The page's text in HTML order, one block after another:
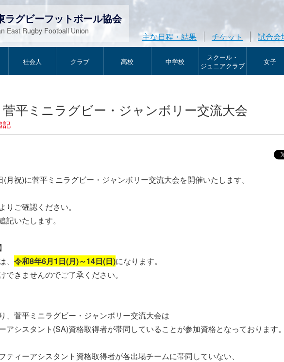
ラグビーフットボール協会
East Rugby Football Union
主な日程・結果 チケット 試合会
社会人 クラブ 高校 中学校
スクール・
ジュニアクラブ
女子
平ミニラグビー・ジャンボリー交流大会
記
月祝)に菅平ミニラグビー・ジャンボリー交流大会を開催いたします。
りご確認ください。
記いたします。
令和8年6月1日(月)～14日(日)になります。
きませんのでご了承ください。
、菅平ミニラグビー・ジャンボリー交流大会は
アシスタント(SA)資格取得者が帯同していることが参加資格となっております
ティーアシスタント資格取得者が各出場チームに帯同していない、